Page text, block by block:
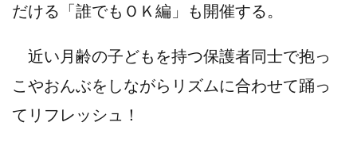
だける「誰でもＯＫ編」も開催する。
近い月齢の子どもを持つ保護者同士で抱っ
こやおんぶをしながらリズムに合わせて踊っ
てリフレッシュ！